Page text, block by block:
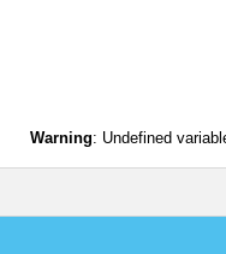
Warning: Undefined